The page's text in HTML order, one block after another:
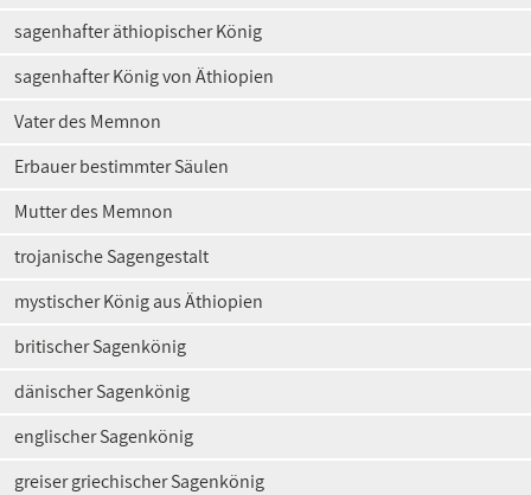
sagenhafter äthiopischer König
sagenhafter König von Äthiopien
Vater des Memnon
Erbauer bestimmter Säulen
Mutter des Memnon
trojanische Sagengestalt
mystischer König aus Äthiopien
britischer Sagenkönig
dänischer Sagenkönig
englischer Sagenkönig
greiser griechischer Sagenkönig